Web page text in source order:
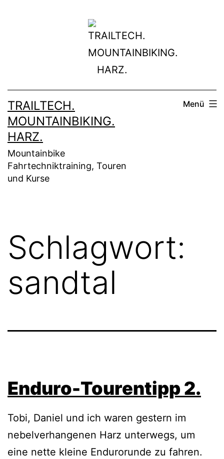
TRAILTECH.
MOUNTAINBIKING.
HARZ.
Mountainbike
Fahrtechniktraining, Touren
und Kurse
Menü
Schlagwort:
sandtal
Enduro-Tourentipp 2.
Tobi, Daniel und ich waren gestern im
nebelverhangenen Harz unterwegs, um
eine nette kleine Endurorunde zu fahren.